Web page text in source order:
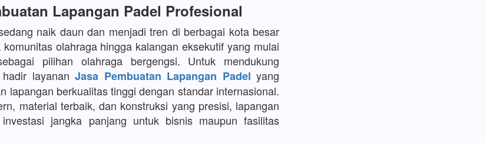
Lapangan Padel Profesional
naik daun dan menjadi tren di berbagai kota besar
olahraga hingga kalangan eksekutif yang mulai
pilihan olahraga bergengsi. Untuk mendukung
layanan Jasa Pembuatan Lapangan Padel yang
lapangan berkualitas tinggi dengan standar internasional.
material terbaik, dan konstruksi yang presisi, lapangan
jangka panjang untuk bisnis maupun fasilitas